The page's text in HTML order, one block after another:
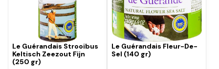
Le Guérandais Strooibus
Keltisch Zeezout Fijn
(250 gr)
Le Guérandais Fleur-De-
Sel (140 gr)